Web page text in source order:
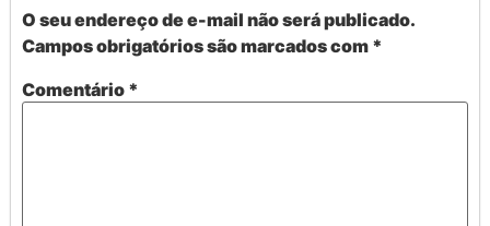
O seu endereço de e-mail não será publicado.
Campos obrigatórios são marcados com *
Comentário *